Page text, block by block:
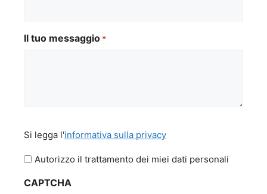
Il tuo messaggio *
legga
l'informativa
privacy
Si legga l'informativa sulla privacy
Autorizzo il trattamento dei miei dati personali
CAPTCHA